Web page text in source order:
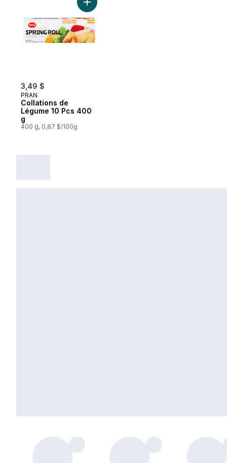
3,49 $
PRAN
Collations de
Légume 10 Pcs 400
g
400 g, 0,87 $/100g
Ajouter Collations de Légume 10 Pcs 400